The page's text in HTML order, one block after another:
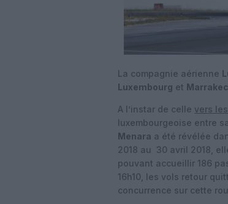
La compagnie aérienne
Luxembourg et
A l’instar de celle vers
luxembourgeoise entre
Menara a été révélée
2018 au 30 avril 2018,
pouvant accueillir 186
16h10, les vols retour
concurrence sur cette